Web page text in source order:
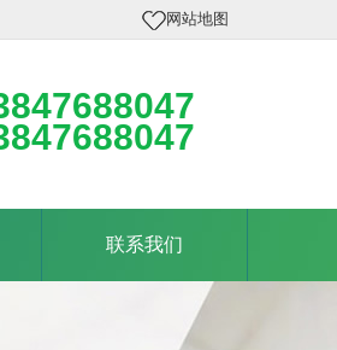
网站地图
联系我们